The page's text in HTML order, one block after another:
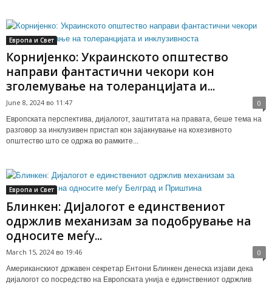
Европа и Свет
Корнијенко: Украинското општество
направи фантастични чекори кон
зголемување на толеранцијата и...
June 8, 2024 во 11:47 0
Eвропската перспектива, дијалогот, заштитата на правата, беше тема на
разговор за инклузивен пристап кон зајакнување на кохезивното
општество што се одржа во рамките...
Европа и Свет
Блинкен: Дијалогот е единствениот
одржлив механизам за подобрување на
односите меѓу...
March 15, 2024 во 19:46 0
Американскиот државен секретар Ентони Блинкен денеска изјави дека
дијалогот со посредство на Европската унија е единствениот одржлив